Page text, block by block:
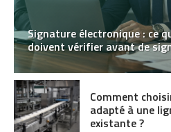
Signature électronique : ce
doivent vérifier avant de
Comment
adapté à une
existante ?